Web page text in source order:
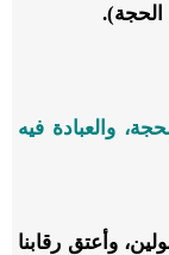
والعبادة فيه
وأعتق رقابنا